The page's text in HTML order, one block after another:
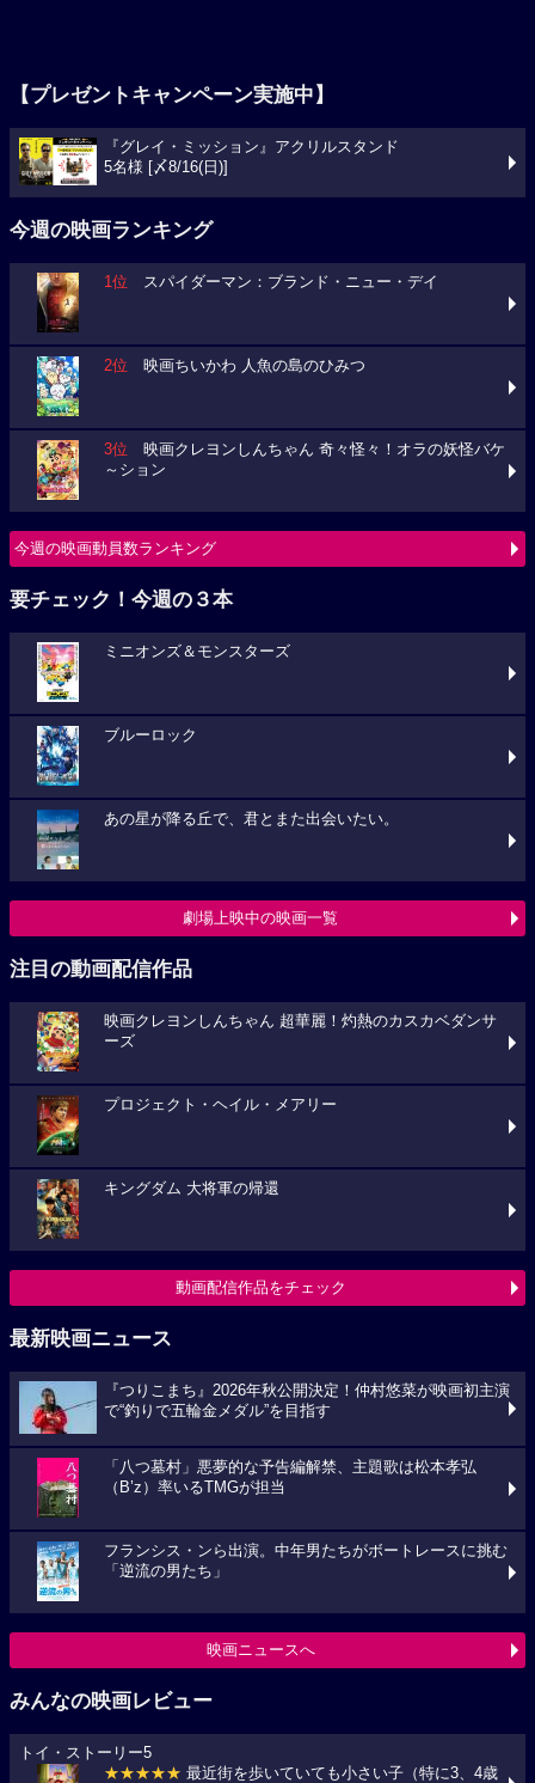
【プレゼントキャンペーン実施中】
『グレイ・ミッション』アクリルスタンド
5名様 [〆8/16(日)]
今週の映画ランキング
1位 スパイダーマン：ブランド・ニュー・デイ
2位 映画ちいかわ 人魚の島のひみつ
3位 映画クレヨンしんちゃん 奇々怪々！オラの妖怪バケ
～ション
今週の映画動員数ランキング
要チェック！今週の３本
ミニオンズ＆モンスターズ
ブルーロック
あの星が降る丘で、君とまた出会いたい。
劇場上映中の映画一覧
注目の動画配信作品
映画クレヨンしんちゃん 超華麗！灼熱のカスカベダンサ
ーズ
プロジェクト・ヘイル・メアリー
キングダム 大将軍の帰還
動画配信作品をチェック
最新映画ニュース
『つりこまち』2026年秋公開決定！仲村悠菜が映画初主演
で“釣りで五輪金メダル”を目指す
「八つ墓村」悪夢的な予告編解禁、主題歌は松本孝弘
（B’z）率いるTMGが担当
フランシス・ンら出演。中年男たちがボートレースに挑む
「逆流の男たち」
映画ニュースへ
みんなの映画レビュー
トイ・ストーリー5
★★★★★ 最近街を歩いていても小さい子（特に3、4歳